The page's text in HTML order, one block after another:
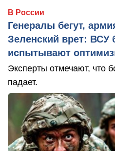
В России
Генералы бегут,
Зеленский врет: ВСУ
испытывают
Эксперты отмечают, что
падает.